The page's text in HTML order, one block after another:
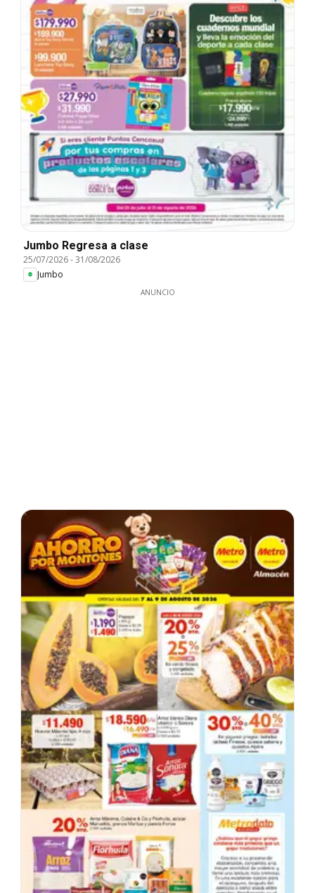
Jumbo Regresa a clase
25/07/2026-31/08/2026
Jumbo
ANUNCIO